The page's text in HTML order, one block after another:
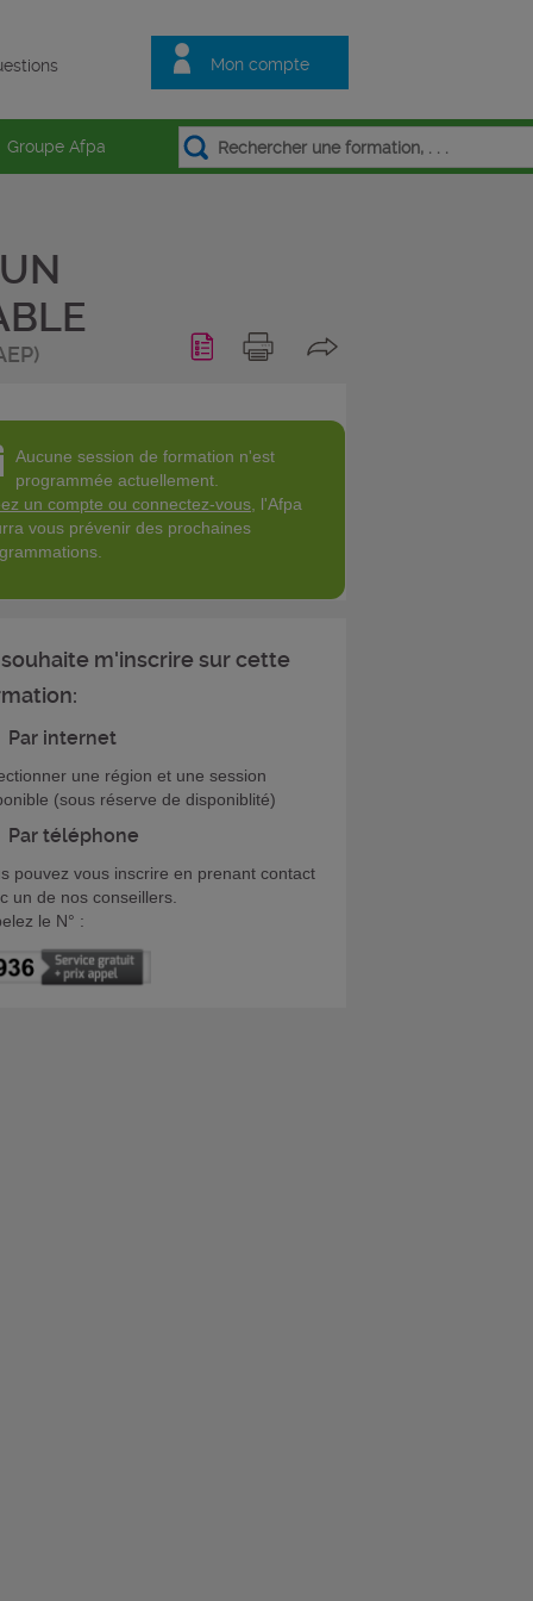
Mon compte
Groupe Afpa
Aucune session de formation n'est
programmée actuellement.
un compte ou connectez-vous , l'Afpa
vous prévenir des prochaines
m'inscrire sur cette
Par internet
une région et une session
(sous réserve de disponiblité)
Par téléphone
pouvez vous inscrire en prenant contact
un de nos conseillers.
le N° :